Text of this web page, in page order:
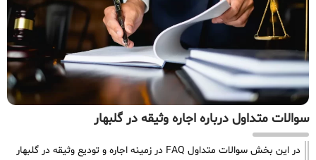
سوالات متداول درباره اجاره وثیقه در گلبهار
در این بخش سوالات متداول FAQ در زمینه اجاره و تودیع وثیقه در گلبهار